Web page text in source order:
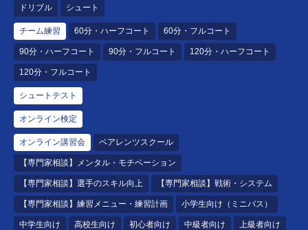
ドリブル シュート
チーム練習 60分・ハーフコート 60分・フルコート
90分・ハーフコート 90分・フルコート 120分・ハーフコート
120分・フルコート
シュートテスト
オンライン検定
オンライン講習会 ペアレンツスクール
【専門家相談】メンタル・モチベーション
【専門家相談】選手のスキル向上 【専門家相談】戦術・システム
【専門家相談】練習メニュー・練習計画 小学生向け（ミニバス）
中学生向け 高校生向け 初心者向け 中級者向け 上級者向け